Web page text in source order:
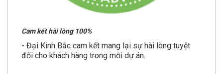
Cam kết hài lòng 100%
- Đại Kinh Bắc cam kết mang lại sự hài lòng tuyệt
đối cho khách hàng trong mỗi dự án.